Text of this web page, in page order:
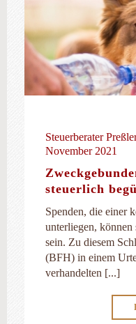
Steuerberater
November 2021
steuerlich
Spenden, die einer
unterliegen, können
sein. Zu diesem
(BFH) in einem
verhandelten [...]